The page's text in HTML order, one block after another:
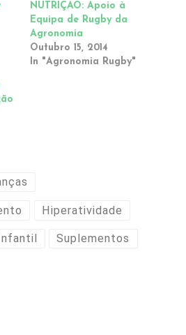
NUTRIÇÃO: Apoio à
Equipa de Rugby da
Agronomia
Outubro 15, 2014
In "Agronomia Rugby"
Hiperatividade
Suplementos